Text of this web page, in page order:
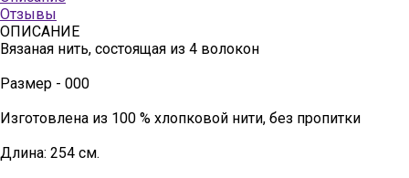
Отзывы
ОПИСАНИЕ
Вязаная нить, состоящая из 4 волокон
Размер - 000
Изготовлена из 100 % хлопковой нити, без пропитки
Длина: 254 см.